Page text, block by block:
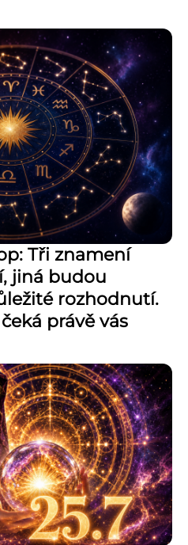
Tři znamení
jiná budou
rozhodnutí.
právě vás